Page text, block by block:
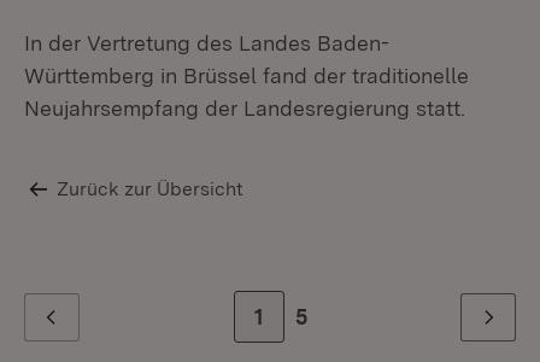
In der Vertretung des Landes Baden-
Württemberg in Brüssel fand der traditionelle
Neujahrsempfang der Landesregierung statt.
Zurück zur Übersicht
Zur Seite
1 Zur letzten Seite
5 Weiter